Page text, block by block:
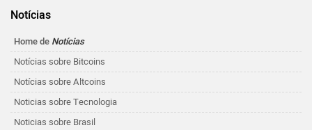
Notícias
Home de Notícias
Notícias sobre Bitcoins
Notícias sobre Altcoins
Noticias sobre Tecnologia
Noticias sobre Brasil